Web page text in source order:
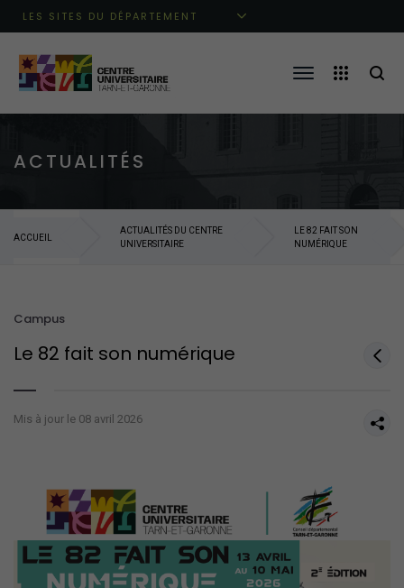
Aller au menu principal
Aller au contenu
Aller à la recherche
LES SITES DU DÉPARTEMENT
ACTUALITÉS
ACCUEIL
ACTUALITÉS DU CENTRE
UNIVERSITAIRE
LE 82 FAIT SON
NUMÉRIQUE
Campus
Le 82 fait son numérique
Mis à jour le 08 avril 2026